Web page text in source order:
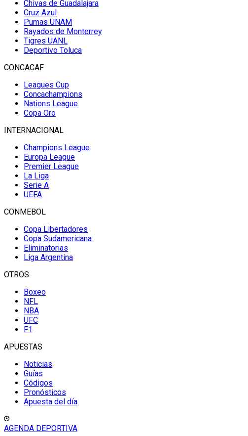
Chivas de Guadalajara
Cruz Azul
Pumas UNAM
Rayados de Monterrey
Tigres UANL
Deportivo Toluca
CONCACAF
Leagues Cup
Concachampions
Nations League
Copa Oro
INTERNACIONAL
Champions League
Europa League
Premier League
La Liga
Serie A
UEFA
CONMEBOL
Copa Libertadores
Copa Sudamericana
Eliminatorias
Liga Argentina
OTROS
Boxeo
NFL
NBA
UFC
F1
APUESTAS
Noticias
Guías
Códigos
Pronósticos
Apuesta del día
AGENDA DEPORTIVA